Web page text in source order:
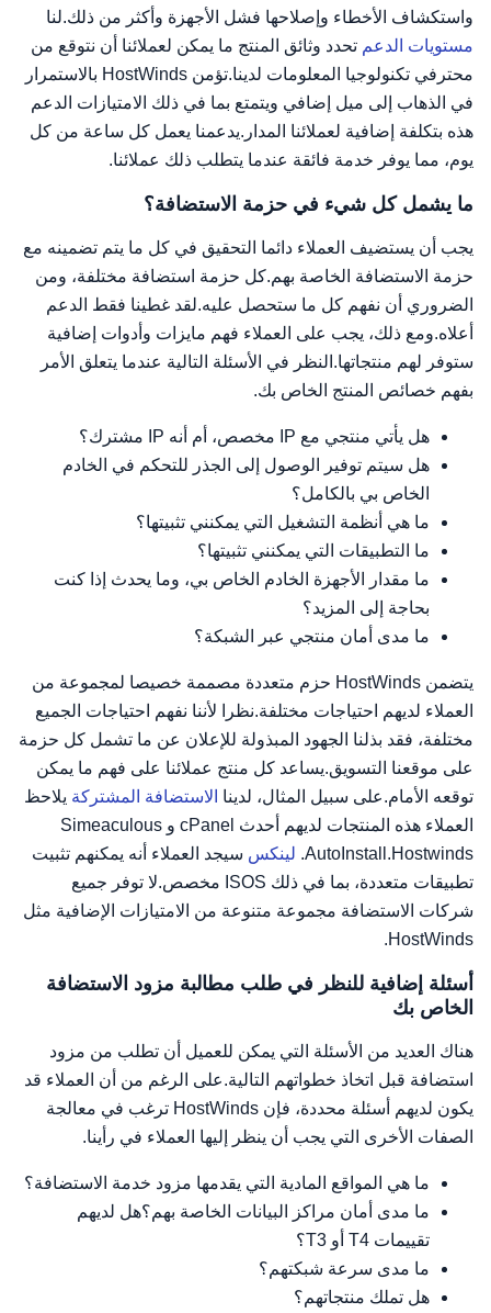
واستكشاف الأخطاء وإصلاحها فشل الأجهزة وأكثر من ذلك.لنا
مستويات الدعم تحدد وثائق المنتج ما يمكن لعملائنا أن نتوقع من
محترفي تكنولوجيا المعلومات لدينا.تؤمن HostWinds بالاستمرار
في الذهاب إلى ميل إضافي ويتمتع بما في ذلك الامتيازات الدعم
هذه بتكلفة إضافية لعملائنا المدار.يدعمنا يعمل كل ساعة من كل
يوم، مما يوفر خدمة فائقة عندما يتطلب ذلك عملائنا.
ما يشمل كل شيء في حزمة الاستضافة؟
يجب أن يستضيف العملاء دائما التحقيق في كل ما يتم تضمينه مع
حزمة الاستضافة الخاصة بهم.كل حزمة استضافة مختلفة، ومن
الضروري أن نفهم كل ما ستحصل عليه.لقد غطينا فقط الدعم
أعلاه.ومع ذلك، يجب على العملاء فهم مايزات وأدوات إضافية
ستوفر لهم منتجاتها.النظر في الأسئلة التالية عندما يتعلق الأمر
بفهم خصائص المنتج الخاص بك.
هل يأتي منتجي مع IP مخصص، أم أنه IP مشترك؟
هل سيتم توفير الوصول إلى الجذر للتحكم في الخادم
الخاص بي بالكامل؟
ما هي أنظمة التشغيل التي يمكنني تثبيتها؟
ما التطبيقات التي يمكنني تثبيتها؟
ما مقدار الأجهزة الخادم الخاص بي، وما يحدث إذا كنت
بحاجة إلى المزيد؟
ما مدى أمان منتجي عبر الشبكة؟
يتضمن HostWinds حزم متعددة مصممة خصيصا لمجموعة من
العملاء لديهم احتياجات مختلفة.نظرا لأننا نفهم احتياجات الجميع
مختلفة، فقد بذلنا الجهود المبذولة للإعلان عن ما تشمل كل حزمة
على موقعنا التسويق.يساعد كل منتج عملائنا على فهم ما يمكن
توقعه الأمام.على سبيل المثال، لدينا الاستضافة المشتركة يلاحظ
العملاء هذه المنتجات لديهم أحدث cPanel و Simeaculous
AutoInstall.Hostwinds. لينكس سيجد العملاء أنه يمكنهم تثبيت
تطبيقات متعددة، بما في ذلك ISOS مخصص.لا توفر جميع
شركات الاستضافة مجموعة متنوعة من الامتيازات الإضافية مثل
HostWinds.
أسئلة إضافية للنظر في طلب مطالبة مزود الاستضافة
الخاص بك
هناك العديد من الأسئلة التي يمكن للعميل أن تطلب من مزود
استضافة قبل اتخاذ خطواتهم التالية.على الرغم من أن العملاء قد
يكون لديهم أسئلة محددة، فإن HostWinds ترغب في معالجة
الصفات الأخرى التي يجب أن ينظر إليها العملاء في رأينا.
ما هي المواقع المادية التي يقدمها مزود خدمة الاستضافة؟
ما مدى أمان مراكز البيانات الخاصة بهم؟هل لديهم
تقييمات T4 أو T3؟
ما مدى سرعة شبكتهم؟
هل تملك منتجاتهم؟